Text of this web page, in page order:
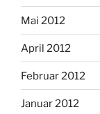
Mai 2012
April 2012
Februar 2012
Januar 2012